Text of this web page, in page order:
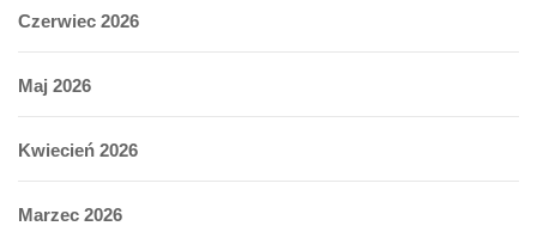
Czerwiec 2026
Maj 2026
Kwiecień 2026
Marzec 2026